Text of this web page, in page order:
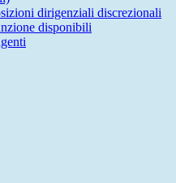
dirigenziali discrezionali
disponibili